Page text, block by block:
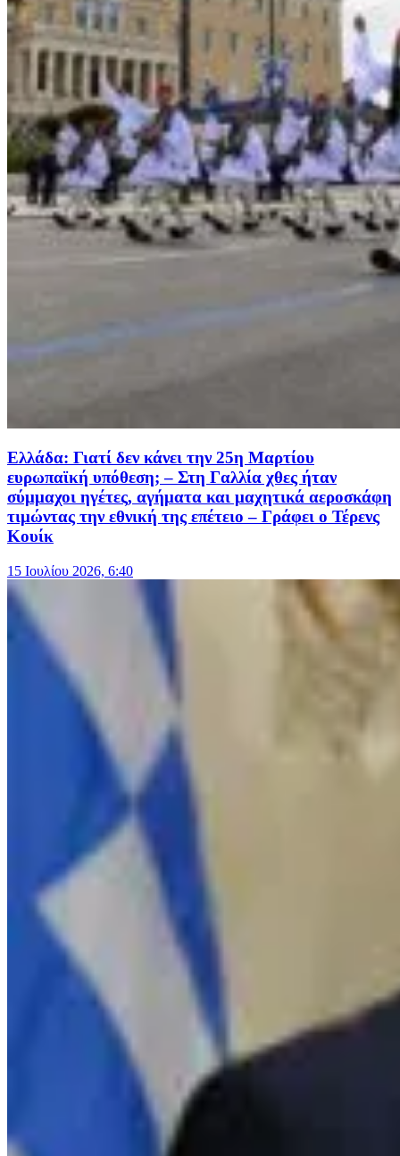
Ελλάδα: Γιατί δεν κάνει την 25η Μαρτίου
ευρωπαϊκή υπόθεση; – Στη Γαλλία χθες ήταν
σύμμαχοι ηγέτες, αγήματα και μαχητικά αεροσκάφη
τιμώντας την εθνική της επέτειο – Γράφει ο Τέρενς
Κουίκ
15 Ιουλίου 2026, 6:40